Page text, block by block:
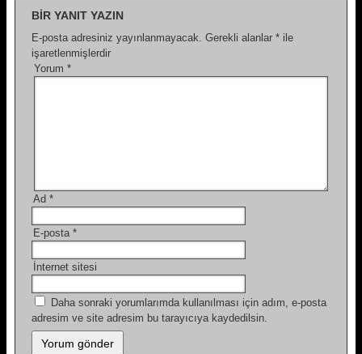
BIR YANIT YAZIN
E-posta adresiniz yayınlanmayacak. Gerekli alanlar * ile
işaretlenmişlerdir
Yorum *
Ad *
E-posta *
İnternet sitesi
Daha sonraki yorumlarımda kullanılması için adım, e-posta
adresim ve site adresim bu tarayıcıya kaydedilsin.